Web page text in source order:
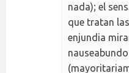
nada); el
que tratan
enjundia